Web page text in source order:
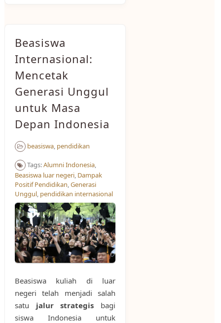
Beasiswa
Internasional:
Mencetak
Generasi Unggul
untuk Masa
Depan Indonesia
beasiswa, pendidikan
Tags:Alumni Indonesia,
Beasiswa luar negeri, Dampak
Positif Pendidikan,Generasi
Unggul, pendidikan internasional
Beasiswa kuliah di luar
negeri telah menjadi salah
satu jalur strategis bagi
siswa Indonesia untuk